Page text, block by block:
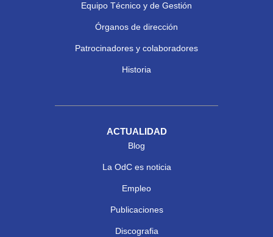
Equipo Técnico y de Gestión
Órganos de dirección
Patrocinadores y colaboradores
Historia
ACTUALIDAD
Blog
La OdC es noticia
Empleo
Publicaciones
Discografia